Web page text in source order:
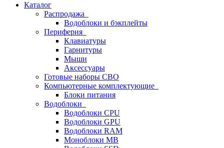
Каталог
Распродажа
Водоблоки и бэкплейты
Периферия
Клавиатуры
Гарнитуры
Мыши
Аксессуары
Готовые наборы СВО
Компьютерные комплектующие
Блоки питания
Водоблоки
Водоблоки CPU
Водоблоки GPU
Водоблоки RAM
Моноблоки MB